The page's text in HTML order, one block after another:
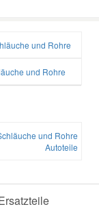
und Rohre
und Rohre
und Rohre
Autoteile